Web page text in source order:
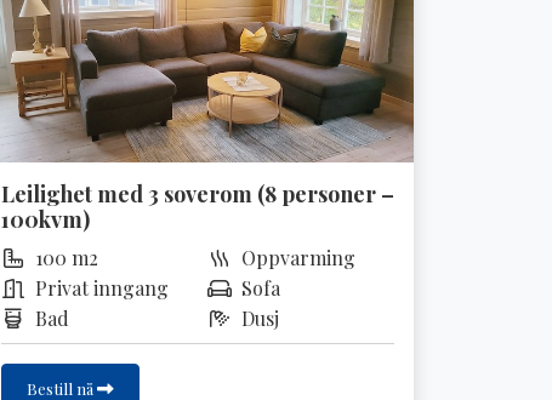
Leilighet med 3 soverom (8 personer –
100kvm)
100 m2
Oppvarming
Privat inngang
Sofa
Bad
Dusj
Bestill nå